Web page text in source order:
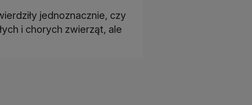
jednoznacznie, czy
i chorych zwierząt, ale